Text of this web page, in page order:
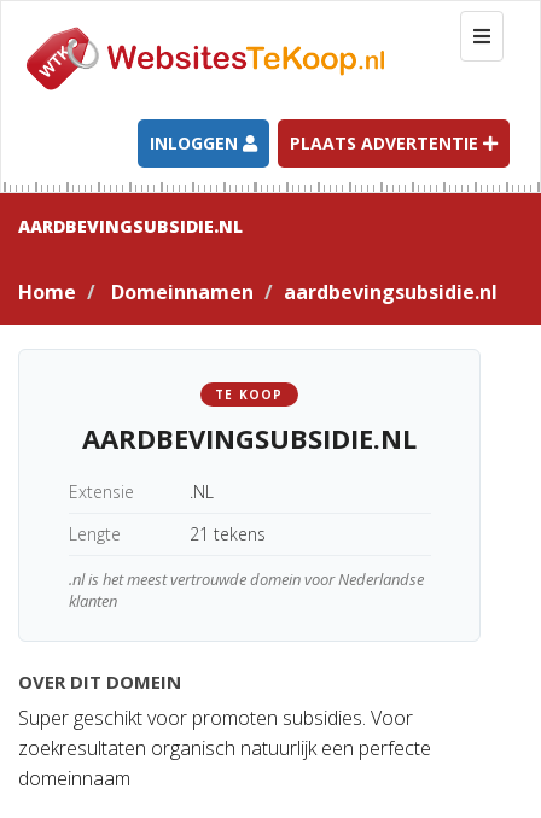
T
o
g
l
e
n
g
a
t
INLOGGEN PLAATS ADVERTENTIE
AARDBEVINGSUBSIDIE.NL
Home Domeinnamen aardbevingsubsidie.nl
TE KOOP
AARDBEVINGSUBSIDIE.NL
Extensie
.NL
Lengte
21 tekens
.nl is het meest vertrouwde domein voor Nederlandse
klanten
OVER DIT DOMEIN
Super geschikt voor promoten subsidies. Voor
zoekresultaten organisch natuurlijk een perfecte
domeinnaam